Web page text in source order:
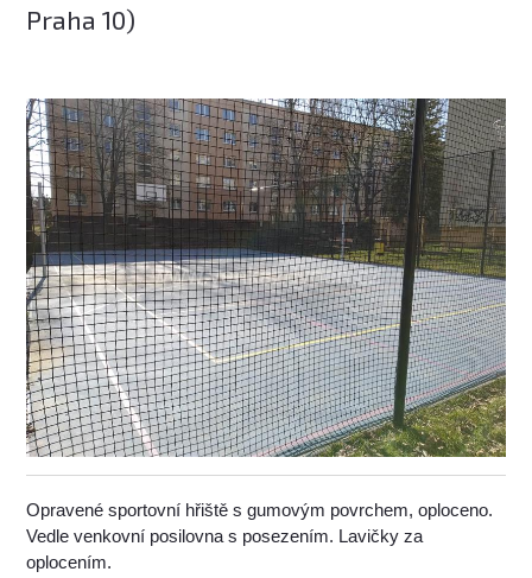
Praha 10)
Opravené sportovní hřiště s gumovým povrchem, oploceno.
Vedle venkovní posilovna s posezením. Lavičky za
oplocením.